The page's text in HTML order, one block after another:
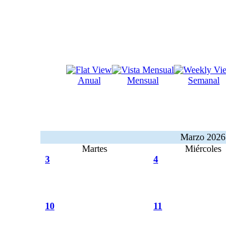
Anual Mensual Semanal
Marzo 2026
Martes Miércoles
3 4
10 11